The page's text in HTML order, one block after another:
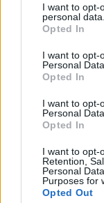
I want to opt-
personal data.
Opted In
I want to opt-
Personal Data.
Opted In
I want to opt-
Personal
Opted In
I want to opt-
Retention,
Personal
Purposes for
Opted Out
Αλλαγές στην
περισσότερες
9 Αυγούστου, 2026
προϊόντα
9 Αυγούστου, 2026
Φειδίας
σορτς σε
9 Αυγούστου, 2026